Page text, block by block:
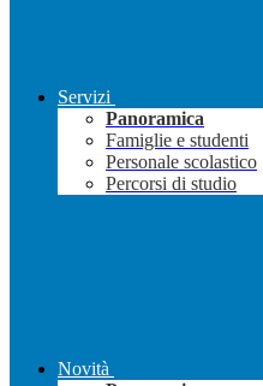
Servizi
Panoramica
Famiglie e studenti
Personale scolastico
Percorsi di studio
Novità